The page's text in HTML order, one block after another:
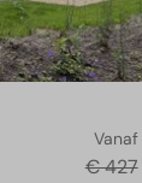
Vanaf
€ 427